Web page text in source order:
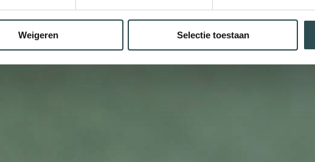
Weigeren Selectie toestaan